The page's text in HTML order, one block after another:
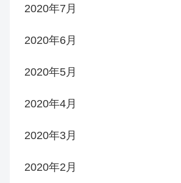
2020年7月
2020年6月
2020年5月
2020年4月
2020年3月
2020年2月